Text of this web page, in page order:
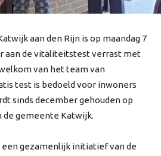
aan den Rijn is op maandag 7
aan de vitaliteitstest verrast met
van het team van
test is bedoeld voor inwoners
sinds december gehouden op
de gemeente Katwijk.
gezamenlijk initiatief van de